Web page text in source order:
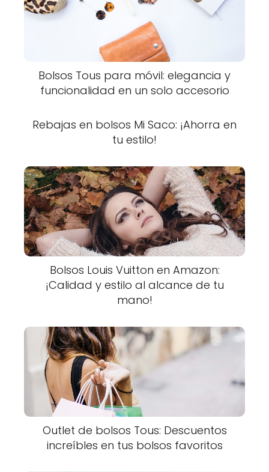
Bolsos Tous para móvil: elegancia y
funcionalidad en un solo accesorio
Rebajas en bolsos Mi Saco: ¡Ahorra en
tu estilo!
Bolsos Louis Vuitton en Amazon:
¡Calidad y estilo al alcance de tu
mano!
Outlet de bolsos Tous: Descuentos
increíbles en tus bolsos favoritos